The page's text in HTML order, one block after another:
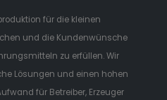
für die kleinen
und die Kundenwünsche
zu erfüllen. Wir
Lösungen und einen hohen
für Betreiber, Erzeuger